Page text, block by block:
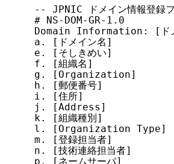
-- JPNIC ドメイン情報登
# NS-DOM-GR-1.0
Domain Information: [ド
a. [ドメイン名]
e. [そしきめい]
f. [組織名]
g. [Organization]
h. [郵便番号]
i. [住所]
j. [Address]
k. [組織種別]
l. [Organization Type]
m. [登録担当者]
n. [技術連絡担当者]
p. [ネームサーバ]